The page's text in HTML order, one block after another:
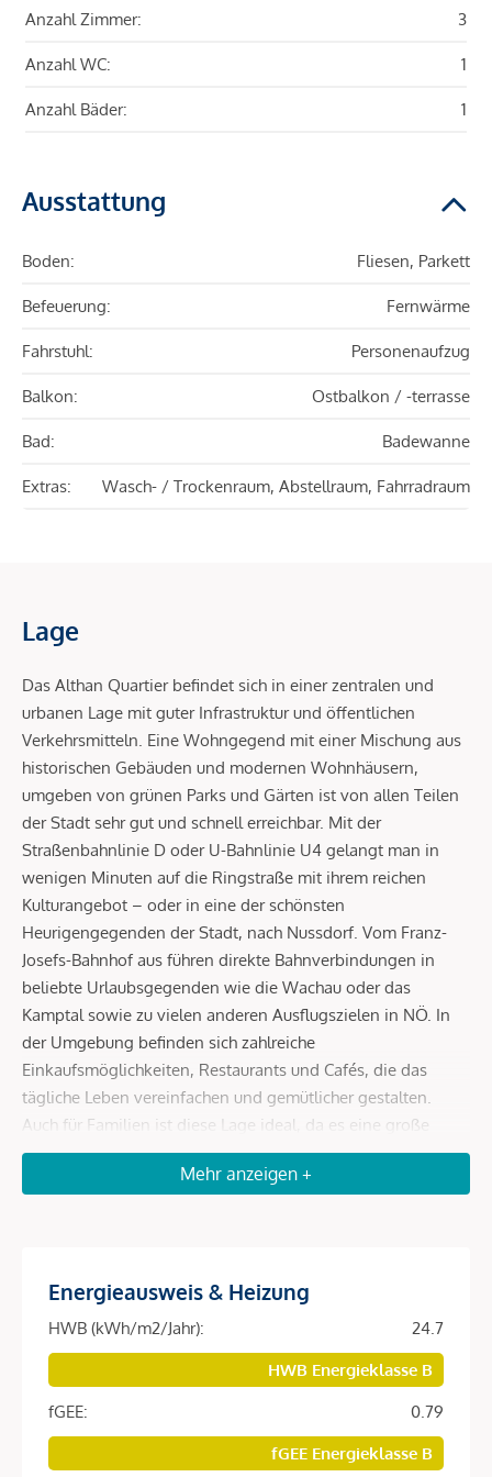
Anzahl Zimmer: 3
Anzahl WC: 1
Anzahl Bäder: 1
Ausstattung
Boden: Fliesen, Parkett
Befeuerung: Fernwärme
Fahrstuhl: Personenaufzug
Balkon: Ostbalkon / -terrasse
Bad: Badewanne
Extras: Wasch- / Trockenraum, Abstellraum, Fahrradraum
Lage
Das Althan Quartier befindet sich in einer zentralen und
urbanen Lage mit guter Infrastruktur und öffentlichen
Verkehrsmitteln. Eine Wohngegend mit einer Mischung aus
historischen Gebäuden und modernen Wohnhäusern,
umgeben von grünen Parks und Gärten ist von allen Teilen
der Stadt sehr gut und schnell erreichbar. Mit der
Straßenbahnlinie D oder U-Bahnlinie U4 gelangt man in
wenigen Minuten auf die Ringstraße mit ihrem reichen
Kulturangebot – oder in eine der schönsten
Heurigengegenden der Stadt, nach Nussdorf. Vom Franz-
Josefs-Bahnhof aus führen direkte Bahnverbindungen in
beliebte Urlaubsgegenden wie die Wachau oder das
Kamptal sowie zu vielen anderen Ausflugszielen in NÖ. In
der Umgebung befinden sich zahlreiche
Einkaufsmöglichkeiten, Restaurants und Cafés, die das
tägliche Leben vereinfachen und gemütlicher gestalten.
Auch für Familien ist diese Lage ideal, da es eine große
Auswahl an Schulen, Kindergärten, Universitäten und
höheren Schulen gibt, die alle in kurzer Entfernung
Beschreibung *
Willkommen in Ihrem neuen Zuhause im Herzen des 9.
Dieses moderne Wohnprojekt im begehrten Alsergrund
Mehr anzeigen +
Energieausweis & Heizung
HWB (kWh/m2/Jahr):
24.7
HWB Energieklasse B
fGEE:
0.79
fGEE Energieklasse B